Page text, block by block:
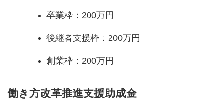
卒業枠：200万円
後継者支援枠：200万円
創業枠：200万円
働き方改革推進支援助成金